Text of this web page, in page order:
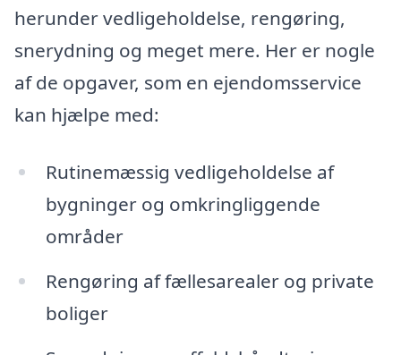
herunder vedligeholdelse, rengøring,
snerydning og meget mere. Her er nogle
af de opgaver, som en ejendomsservice
kan hjælpe med:
Rutinemæssig vedligeholdelse af
bygninger og omkringliggende
områder
Rengøring af fællesarealer og private
boliger